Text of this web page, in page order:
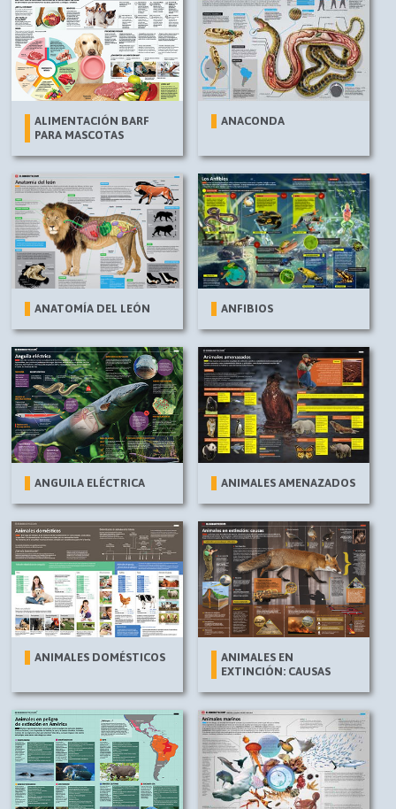
ALIMENTACIÓN BARF
PARA MASCOTAS
ANACONDA
ANATOMÍA DEL LEÓN ANFIBIOS
ANGUILA ELÉCTRICA ANIMALES AMENAZADOS
ANIMALES DOMÉSTICOS
ANIMALES EN
EXTINCIÓN: CAUSAS